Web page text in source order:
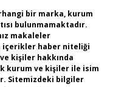
bir marka, kurum
bulunmamaktadır.
makaleler
içerikler haber niteliği
kişiler hakkında
kurum ve kişiler ile isim
Sitemizdeki bilgiler